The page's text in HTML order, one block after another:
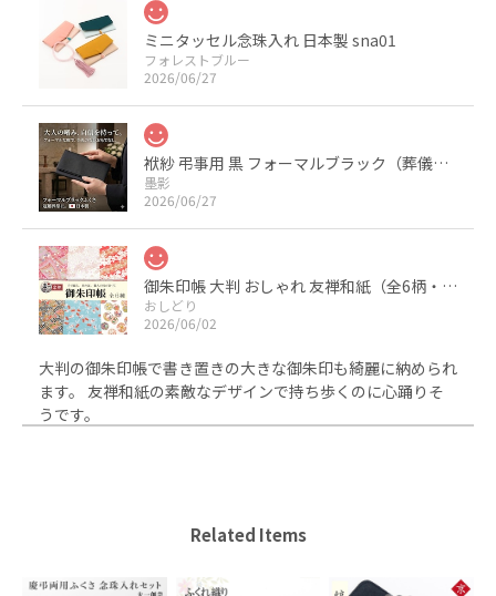
ミニタッセル念珠入れ 日本製 sna01
フォレストブルー
2026/06/27
袱紗 弔事用 黒 フォーマルブラック（葬儀・葬式・法事用） サテン 日本製
墨影
2026/06/27
御朱印帳 大判 おしゃれ 友禅和紙（全6柄・京都製・裏写りしにくい）
おしどり
2026/06/02
大判の御朱印帳で書き置きの大きな御朱印も綺麗に納められ
ます。 友禅和紙の素敵なデザインで持ち歩くのに心踊りそ
うです。
Related Items